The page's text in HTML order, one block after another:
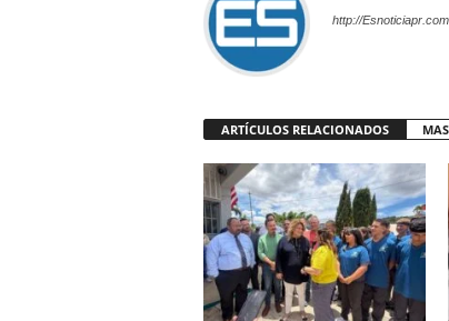
http://Esnoticiapr.com
ARTÍCULOS RELACIONADOS